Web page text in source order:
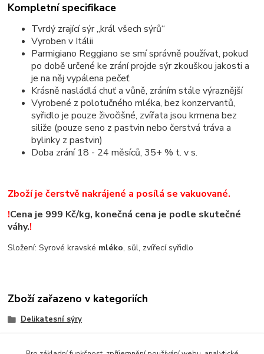
Kompletní specifikace
Tvrdý zrající sýr „král všech sýrů“
Vyroben v Itálii
Parmigiano Reggiano se smí správně používat, pokud
po době určené ke zrání projde sýr zkouškou jakosti a
je na něj vypálena pečeť
Krásně nasládlá chuť a vůně, zráním stále výraznější
Vyrobené z polotučného mléka, bez konzervantů,
syřidlo je pouze živočišné, zvířata jsou krmena bez
siliže (pouze seno z pastvin nebo čerstvá tráva a
bylinky z pastvin)
Doba zrání 18 - 24 měsíců, 35+ % t. v s.
Zboží je čerstvě nakrájené a posílá se vakuované.
!Cena je 999 Kč/kg, konečná cena je podle skutečné
váhy.!
Složení: Syrové kravské mléko, sůl, zvířecí syřidlo
Zboží zařazeno v kategoriích
Delikatesní sýry